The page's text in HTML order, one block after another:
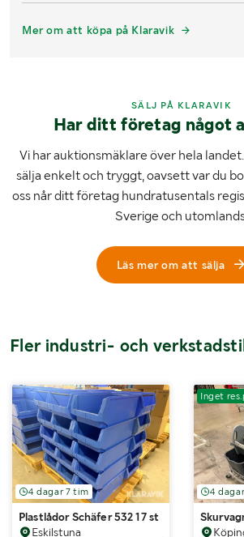
Mer om att köpa på Klaravik
SÄLJ PÅ KLARAVIK
Har ditt företag något
Vi har auktionsmäklare över hela
sälja enkelt och tryggt, oavsett var du
oss når ditt företag hundratusentals
Sverige och
Läs mer om att sälja
Fler industri- och
4 dagar 7 tim
Plastlådor Schäfer 532 17 st
Eskilstuna
Inget
4